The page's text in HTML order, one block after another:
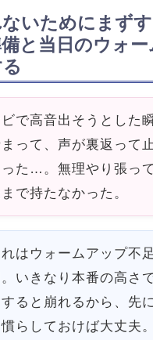
いためにまず
と当日のウォー
で高音出そうとした
って、声が裏返って
った…。無理やり張っ
で持たなかった。
はウォームアップ不
。いきなり本番の高さ
すると崩れるから、先
慣らしておけば大丈夫。